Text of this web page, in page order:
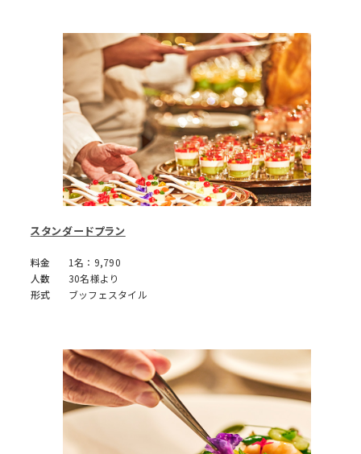
スタンダードプラン
料金
1名：9,790
人数
30名様より
形式
ブッフェスタイル